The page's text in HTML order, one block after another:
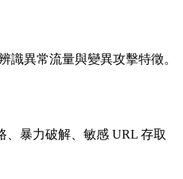
識異常流量與變異攻擊特徵。
、暴力破解、敏感 URL 存取